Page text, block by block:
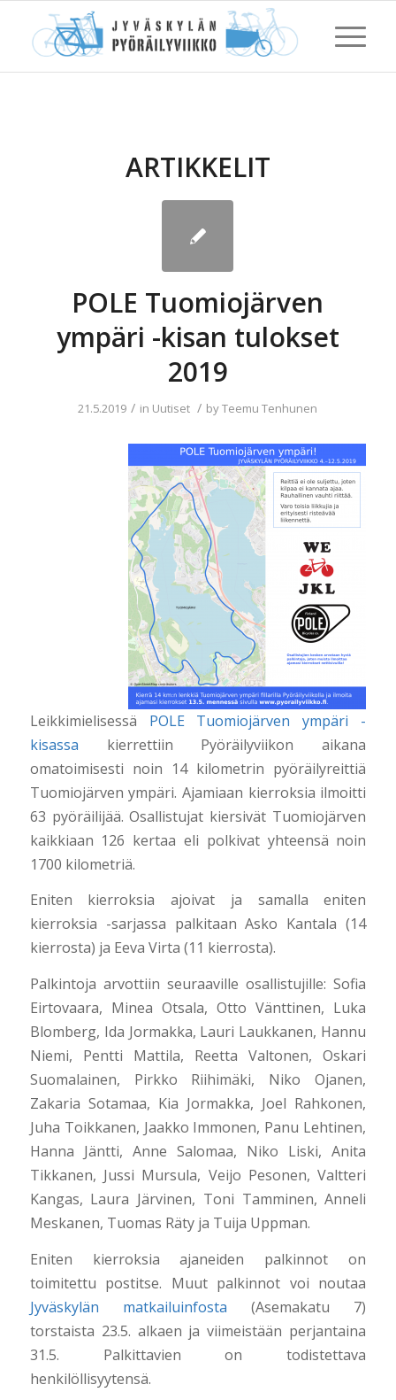
ARTIKKELIT
POLE Tuomiojärven
ympäri -kisan tulokset
2019
21.5.2019 / in Uutiset / byTeemu Tenhunen
Leikkimielisessä POLE Tuomiojärven ympäri -
kisassa kierrettiin Pyöräilyviikon aikana
omatoimisesti noin 14 kilometrin pyöräilyreittiä
Tuomiojärven ympäri. Ajamiaan kierroksia ilmoitti
63 pyöräilijää. Osallistujat kiersivät Tuomiojärven
kaikkiaan 126 kertaa eli polkivat yhteensä noin
1700 kilometriä.
Eniten kierroksia ajoivat ja samalla eniten
kierroksia -sarjassa palkitaan Asko Kantala (14
kierrosta) ja Eeva Virta (11 kierrosta).
Palkintoja arvottiin seuraaville osallistujille: Sofia
Eirtovaara, Minea Otsala, Otto Vänttinen, Luka
Blomberg, Ida Jormakka, Lauri Laukkanen, Hannu
Niemi, Pentti Mattila, Reetta Valtonen, Oskari
Suomalainen, Pirkko Riihimäki, Niko Ojanen,
Zakaria Sotamaa, Kia Jormakka, Joel Rahkonen,
Juha Toikkanen, Jaakko Immonen, Panu Lehtinen,
Hanna Jäntti, Anne Salomaa, Niko Liski, Anita
Tikkanen, Jussi Mursula, Veijo Pesonen, Valtteri
Kangas, Laura Järvinen, Toni Tamminen, Anneli
Meskanen, Tuomas Räty ja Tuija Uppman.
Eniten kierroksia ajaneiden palkinnot on
toimitettu postitse. Muut palkinnot voi noutaa
Jyväskylän matkailuinfosta (Asemakatu 7)
torstaista 23.5. alkaen ja viimeistään perjantaina
31.5. Palkittavien on todistettava
henkilöllisyytensä.